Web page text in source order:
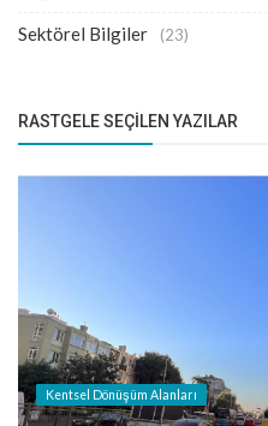
Sektörel Bilgiler (23)
RASTGELE SEÇILEN YAZILAR
Kentsel Dönüşüm Alanları